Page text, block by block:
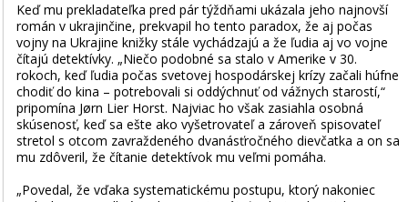
Keď mu prekladateľka pred pár týždňami ukázala jeho najnovší
román v ukrajinčine, prekvapil ho tento paradox, že aj počas
vojny na Ukrajine knižky stále vychádzajú a že ľudia aj vo vojne
čítajú detektívky. „Niečo podobné sa stalo v Amerike v 30.
rokoch, keď ľudia počas svetovej hospodárskej krízy začali húfne
chodiť do kina – potrebovali si oddýchnuť od vážnych starostí,“
pripomína Jørn Lier Horst. Najviac ho však zasiahla osobná
skúsenosť, keď sa ešte ako vyšetrovateľ a zároveň spisovateľ
stretol s otcom zavraždeného dvanásťročného dievčatka a on sa
mu zdôveril, že čítanie detektívok mu veľmi pomáha.
„Povedal, že vďaka systematickému postupu, ktorý nakoniec